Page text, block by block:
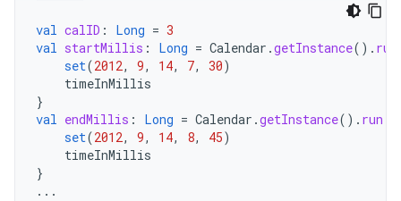
val calID : Long = 3
val startMillis : Long = Calendar .getInstance(). run
set(2012, 9, 14, 7, 30)
timeInMillis
}
val endMillis : Long = Calendar .getInstance(). run
set(2012, 9, 14, 8, 45)
timeInMillis
}
...